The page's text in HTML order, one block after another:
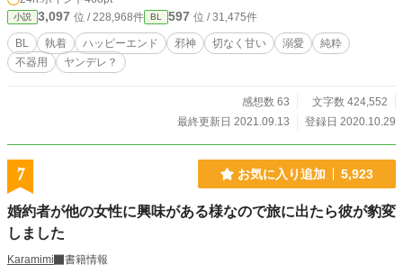
（※印） 【重複投稿】アルファポリス、カクヨム、小説家に
なろう、エブリスタ 【完結】2021/9/13 ※2020/11/01 エ
ブリスタ BLカテゴリー6位 ※2021/09/09 エブリスタ、
BLカテゴリー2位
小説 3,097 位 / 228,968件 BL 597 位 / 31,475件
BL 執着 ハッピーエンド 邪神 切なく甘い 溺愛
純粋
不器用
ヤンデレ？
感想数 63
文字数 424,552
最終更新日 2021.09.13
登録日 2020.10.29
7 お気に入り追加 5,923
婚約者が他の女性に興味がある様なので旅に出たら彼が豹変
しました
Karamimi 書籍情報